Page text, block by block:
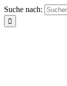
Suche nach: